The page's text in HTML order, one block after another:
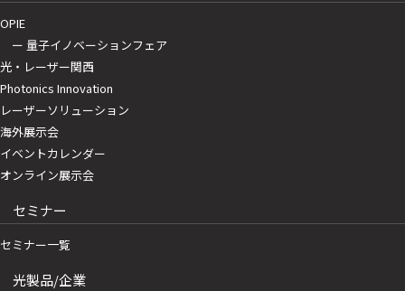
OPIE
ー 量子イノベーションフェア
光・レーザー関西
Photonics Innovation
レーザーソリューション
海外展示会
イベントカレンダー
オンライン展示会
セミナー
セミナー一覧
光製品/企業